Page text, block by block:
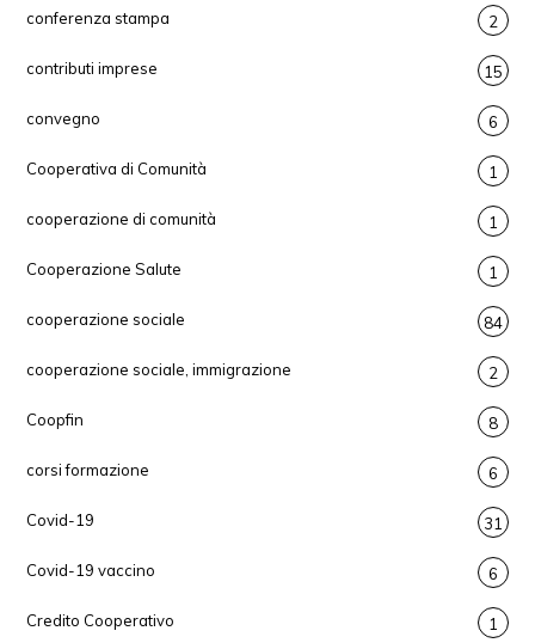
conferenza stampa 2
contributi imprese 15
convegno 6
Cooperativa di Comunità 1
cooperazione di comunità 1
Cooperazione Salute 1
cooperazione sociale 84
cooperazione sociale, immigrazione 2
Coopfin 8
corsi formazione 6
Covid-19 31
Covid-19 vaccino 6
Credito Cooperativo 1